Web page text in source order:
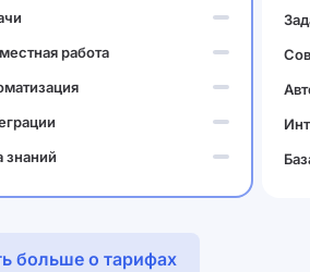
работа
знаний
больше о тарифах